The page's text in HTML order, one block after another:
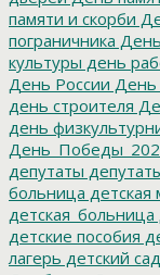
памяти и скорби
пограничника
культуры день
День России День
день строителя
день
депутаты
больница детская
детская_больница
детские пособия
лагерь детский сад